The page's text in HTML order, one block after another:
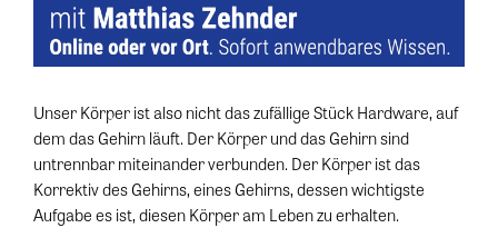
Unser Körper ist also nicht das zufällige Stück Hardware, auf
dem das Gehirn läuft. Der Körper und das Gehirn sind
untrennbar miteinander verbunden. Der Körper ist das
Korrektiv des Gehirns, eines Gehirns, dessen wichtigste
Aufgabe es ist, diesen Körper am Leben zu erhalten.